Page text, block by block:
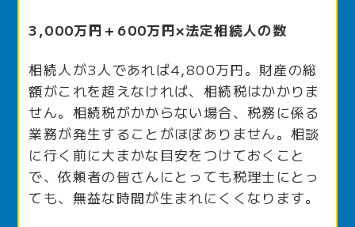
3,000万円＋600万円×法定相続人の数
相続人が3人であれば4,800万円。財産の総
額がこれを超えなければ、相続税はかかりま
せん。相続税がかからない場合、税務に係る
業務が発生することがほぼありません。相談
に行く前に大まかな目安をつけておくこと
で、依頼者の皆さんにとっても税理士にとっ
ても、無益な時間が生まれにくくなります。